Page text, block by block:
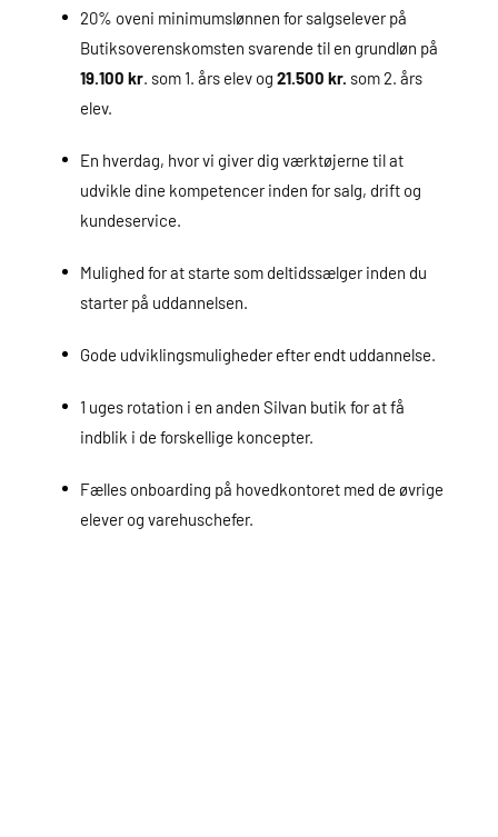
20% oveni minimumslønnen for salgselever på
Butiksoverenskomsten svarende til en grundløn på
19.100 kr . som 1. års elev og 21.500 kr. som 2. års
elev.
En hverdag, hvor vi giver dig værktøjerne til at
udvikle dine kompetencer inden for salg, drift og
kundeservice.
Mulighed for at starte som deltidssælger inden du
starter på uddannelsen.
Gode udviklingsmuligheder efter endt uddannelse.
1 uges rotation i en anden Silvan butik for at få
indblik i de forskellige koncepter.
Fælles onboarding på hovedkontoret med de øvrige
elever og varehuschefer.